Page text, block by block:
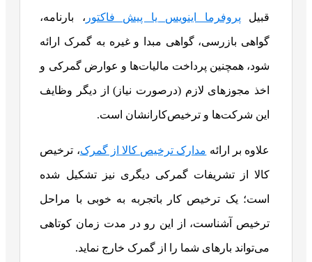
قبیل پروفرما اینویس یا پیش فاکتور ، بارنامه،
گواهی بازرسی، گواهی مبدا و غیره به گمرک ارائه
شود، همچنین پرداخت مالیات‌ها و عوارض گمرکی و
اخذ مجوز‌های لازم (درصورت نیاز) از دیگر وظایف
این شرکت‌ها و ترخیص‌کارانشان است.
علاوه بر ارائه مدارک ترخیص کالا از گمرک، ترخیص
کالا از تشریفات گمرکی دیگری نیز تشکیل شده
است؛ یک ترخیص کار باتجربه به خوبی با مراحل
ترخیص آشناست، از این رو در مدت زمان کوتاهی
می‌تواند بار‌های شما را از گمرک خارج نماید.